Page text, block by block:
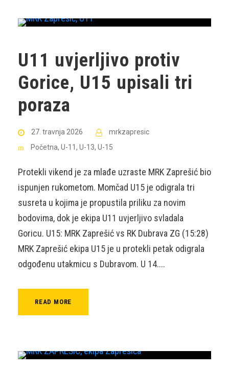
U11 uvjerljivo protiv
Gorice, U15 upisali tri
poraza
27. travnja 2026
mrkzapresic
Početna, U-11 , U-13, U-15
Protekli vikend je za mlađe uzraste MRK Zaprešić bio
ispunjen rukometom. Momčad U15 je odigrala tri
susreta u kojima je propustila priliku za novim
bodovima, dok je ekipa U11 uvjerljivo svladala
Goricu. U15: MRK Zaprešić vs RK Dubrava ZG (15:28)
MRK Zaprešić ekipa U15 je u protekli petak odigrala
odgođenu utakmicu s Dubravom. U 14....
READ MORE